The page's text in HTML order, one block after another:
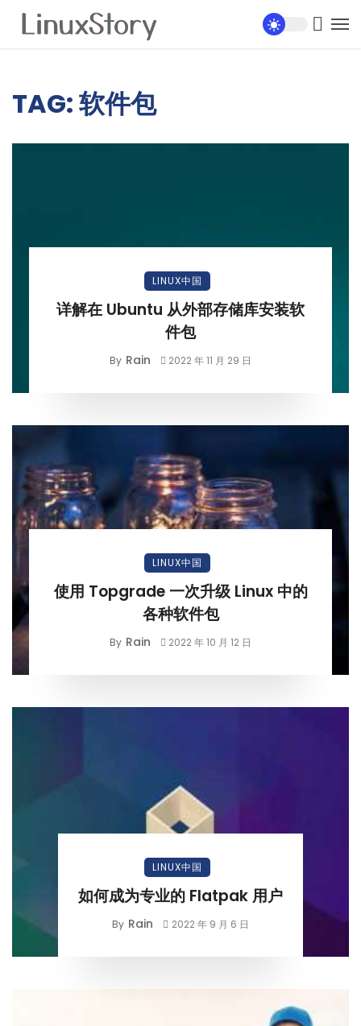
TAG: 软件包
LINUX中国
详解在 Ubuntu 从外部存储库安装软
件包
By Rain 2022 年 11 月 29 日
LINUX中国
使用 Topgrade 一次升级 Linux 中的
各种软件包
By Rain 2022 年 10 月 12 日
LINUX中国
如何成为专业的 Flatpak 用户
By Rain 2022 年 9 月 6 日